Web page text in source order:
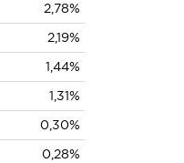
2,78%
2,19%
1,44%
1,31%
0,30%
0,28%